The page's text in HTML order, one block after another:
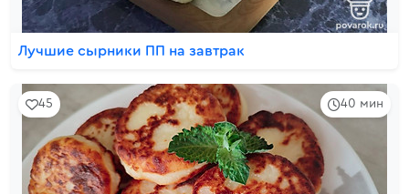
Лучшие сырники ПП на завтрак
40 мин
45